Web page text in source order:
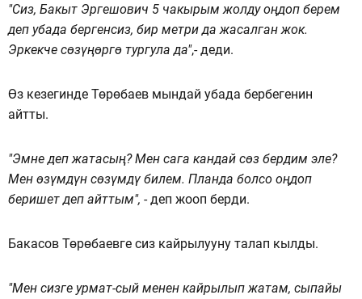
"Сиз, Бакыт Эргешович 5 чакырым жолду оңдоп берем
деп убада бергенсиз, бир метри да жасалган жок.
Эркекче сөзүңөргө тургула да",- деди.
Өз кезегинде Төрөбаев мындай убада бербегенин
айтты.
"Эмне деп жатасың? Мен сага кандай сөз бердим эле?
Мен өзүмдүн сөзүмдү билем. Планда болсо оңдоп
беришет деп айттым", - деп жооп берди.
Бакасов Төрөбаевге сиз кайрылууну талап кылды.
"Мен сизге урмат-сый менен кайрылып жатам, сыпайы